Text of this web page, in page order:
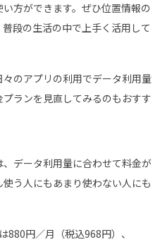
方ができます。ぜひ位置情報の
段の生活の中で上手く活用して
のアプリの利用でデータ利用量
ランを見直してみるのもおすす
データ利用量に合わせて料金が
う人にもあまり使わない人にも
円／月（税込968円）、